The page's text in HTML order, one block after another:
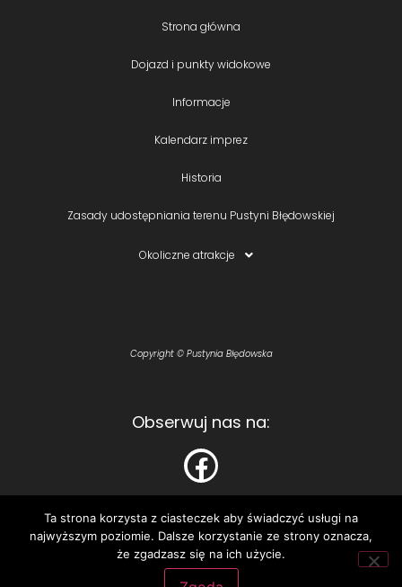
Strona główna
Dojazd i punkty widokowe
Informacje
Kalendarz imprez
Historia
Zasady udostępniania terenu Pustyni Błędowskiej
Okoliczne atrakcje
Copyright © Pustynia Błędowska
Obserwuj nas na:
Polecamy:
Astelo – personalizowane koszulki i bluzy
Ta strona korzysta z ciasteczek aby świadczyć usługi na
najwyższym poziomie. Dalsze korzystanie ze strony oznacza,
że zgadzasz się na ich użycie.